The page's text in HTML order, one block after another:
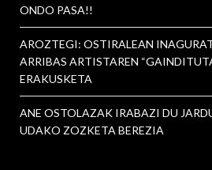
ONDO PASA!!
AROZTEGI: OSTIRALEAN
ARRIBAS ARTISTAREN
ERAKUSKETA
ANE OSTOLAZAK IRABAZI DU
UDAKO ZOZKETA BEREZIA